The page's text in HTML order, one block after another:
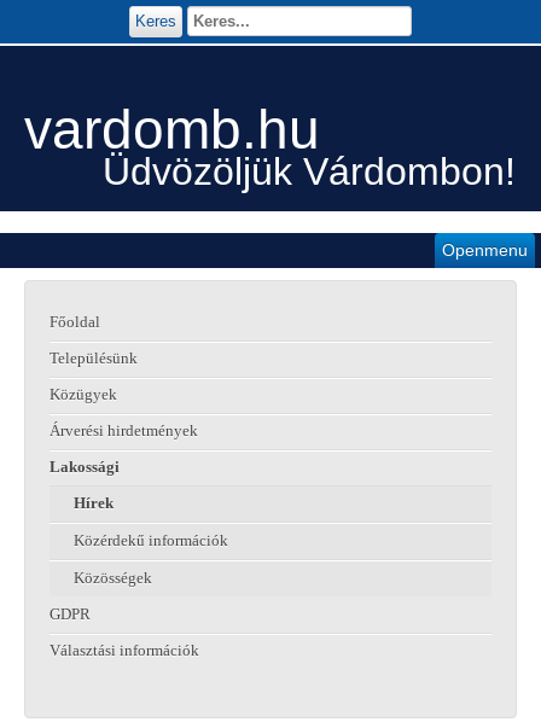
vardomb.hu
Üdvözöljük Várdombon!
Openmenu
Keres
Főoldal
Településünk
Közügyek
Árverési hirdetmények
Lakossági
Hírek
Közérdekű információk
Közösségek
GDPR
Választási információk